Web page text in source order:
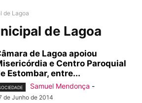
de Lagoa
de Lagoa
de Lagoa apoiou
e Centro Paroquial
Estombar, entre...
Samuel Mendonça -
de Junho de 2014